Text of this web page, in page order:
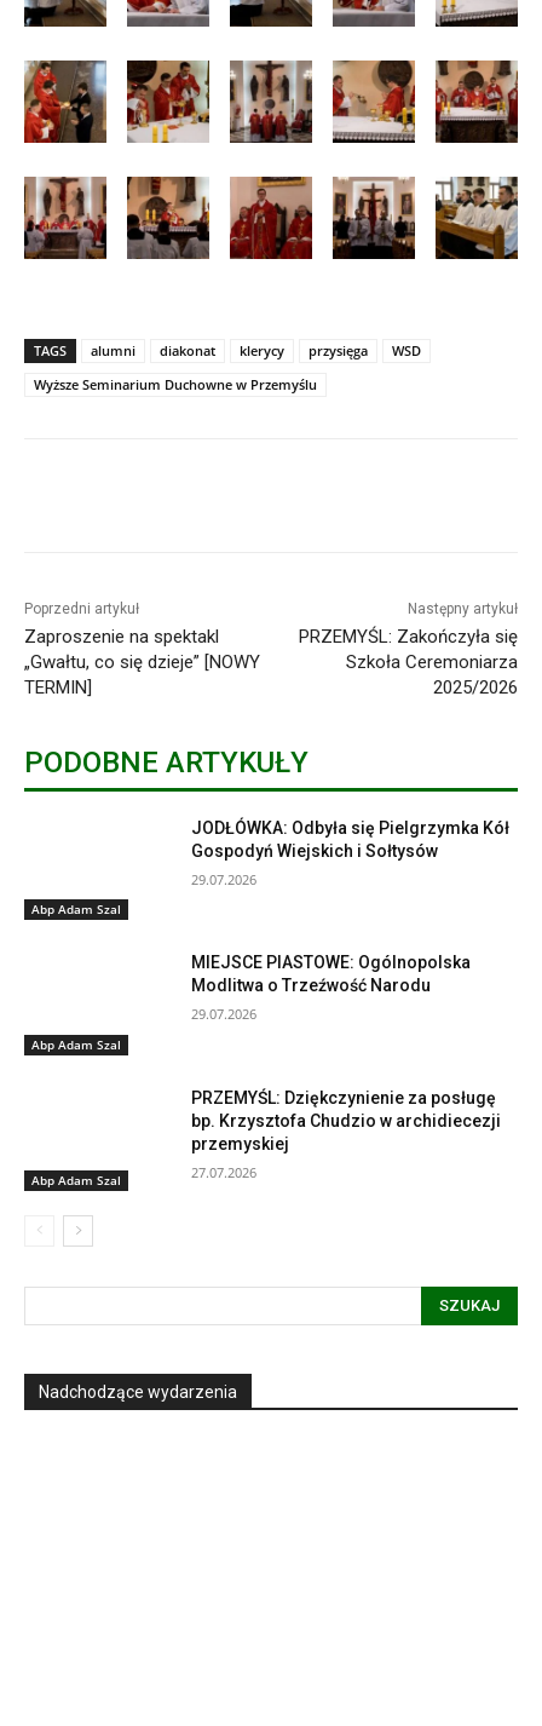
TAGS alumni diakonat klerycy przysięga
WSD
Wyższe Seminarium Duchowne w Przemyślu
Poprzedni artykuł
Zaproszenie na spektakl
„Gwałtu, co się dzieje” [NOWY
TERMIN]
Następny artykuł
PRZEMYŚL: Zakończyła się
Szkoła Ceremoniarza
2025/2026
PODOBNE ARTYKUŁY
Abp Adam Szal
JODŁÓWKA: Odbyła się Pielgrzymka Kół
Gospodyń Wiejskich i Sołtysów
29.07.2026
Abp Adam Szal
MIEJSCE PIASTOWE: Ogólnopolska
Modlitwa o Trzeźwość Narodu
29.07.2026
Abp Adam Szal
PRZEMYŚL: Dziękczynienie za posługę
bp. Krzysztofa Chudzio w archidiecezji
przemyskiej
27.07.2026
SZUKAJ
Nadchodzące wydarzenia